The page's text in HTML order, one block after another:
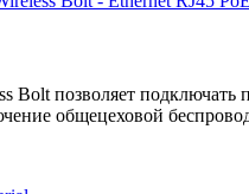
Bolt позволяет
общецеховой